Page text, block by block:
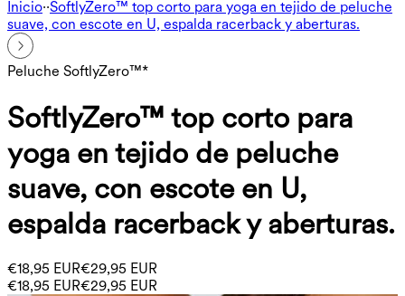
Inicio··SoftlyZero™ top corto para yoga en tejido de peluche
suave, con escote en U, espalda racerback y aberturas.
Peluche SoftlyZero™*
SoftlyZero™ top corto para
yoga en tejido de peluche
suave, con escote en U,
espalda racerback y aberturas.
€18,95 EUR€29,95 EUR
€18,95 EUR€29,95 EUR